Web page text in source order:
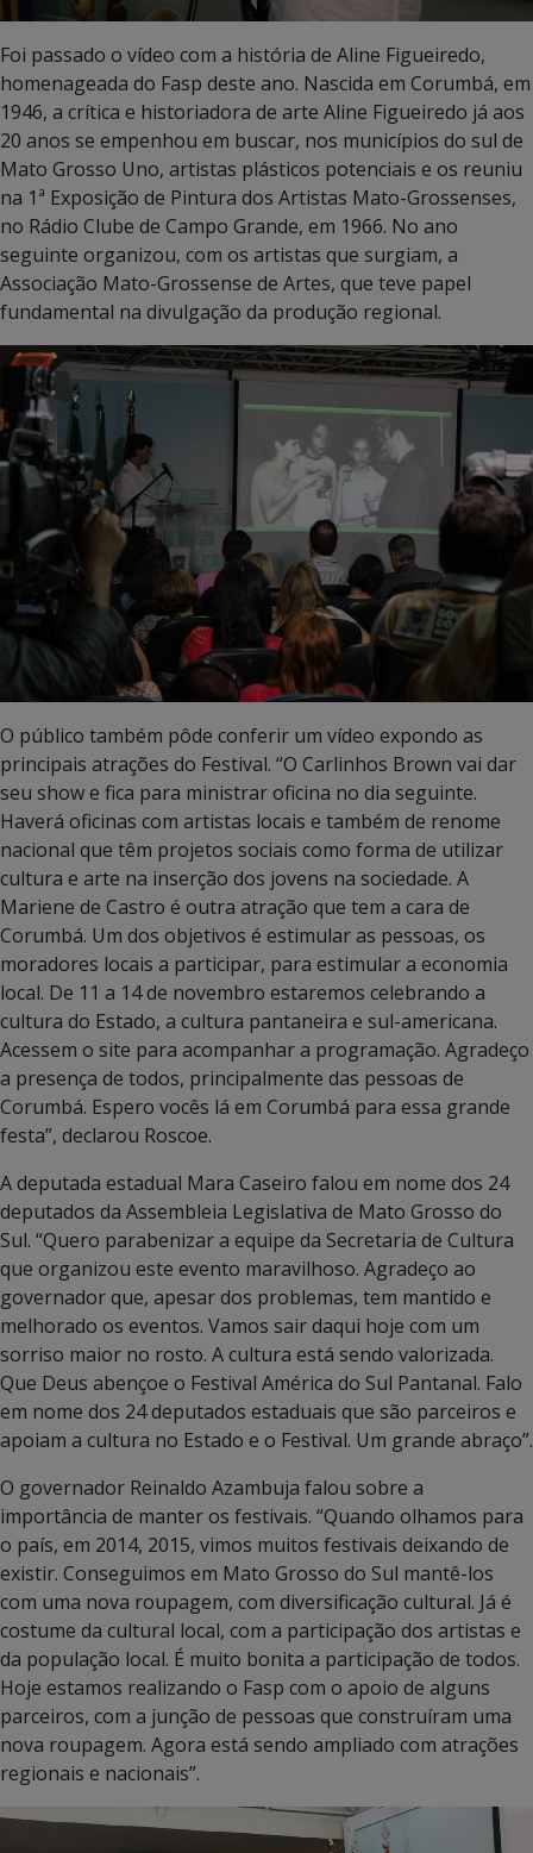
Foi passado o vídeo com a história de Aline Figueiredo,
homenageada do Fasp deste ano. Nascida em Corumbá, em
1946, a crítica e historiadora de arte Aline Figueiredo já aos
20 anos se empenhou em buscar, nos municípios do sul de
Mato Grosso Uno, artistas plásticos potenciais e os reuniu
na 1ª Exposição de Pintura dos Artistas Mato-Grossenses,
no Rádio Clube de Campo Grande, em 1966. No ano
seguinte organizou, com os artistas que surgiam, a
Associação Mato-Grossense de Artes, que teve papel
fundamental na divulgação da produção regional.
O público também pôde conferir um vídeo expondo as
principais atrações do Festival. “O Carlinhos Brown vai dar
seu show e fica para ministrar oficina no dia seguinte.
Haverá oficinas com artistas locais e também de renome
nacional que têm projetos sociais como forma de utilizar
cultura e arte na inserção dos jovens na sociedade. A
Mariene de Castro é outra atração que tem a cara de
Corumbá. Um dos objetivos é estimular as pessoas, os
moradores locais a participar, para estimular a economia
local. De 11 a 14 de novembro estaremos celebrando a
cultura do Estado, a cultura pantaneira e sul-americana.
Acessem o site para acompanhar a programação. Agradeço
a presença de todos, principalmente das pessoas de
Corumbá. Espero vocês lá em Corumbá para essa grande
festa”, declarou Roscoe.
A deputada estadual Mara Caseiro falou em nome dos 24
deputados da Assembleia Legislativa de Mato Grosso do
Sul. “Quero parabenizar a equipe da Secretaria de Cultura
que organizou este evento maravilhoso. Agradeço ao
governador que, apesar dos problemas, tem mantido e
melhorado os eventos. Vamos sair daqui hoje com um
sorriso maior no rosto. A cultura está sendo valorizada.
Que Deus abençoe o Festival América do Sul Pantanal. Falo
em nome dos 24 deputados estaduais que são parceiros e
apoiam a cultura no Estado e o Festival. Um grande abraço”.
O governador Reinaldo Azambuja falou sobre a
importância de manter os festivais. “Quando olhamos para
o país, em 2014, 2015, vimos muitos festivais deixando de
existir. Conseguimos em Mato Grosso do Sul mantê-los
com uma nova roupagem, com diversificação cultural. Já é
costume da cultural local, com a participação dos artistas e
da população local. É muito bonita a participação de todos.
Hoje estamos realizando o Fasp com o apoio de alguns
parceiros, com a junção de pessoas que construíram uma
nova roupagem. Agora está sendo ampliado com atrações
regionais e nacionais”.